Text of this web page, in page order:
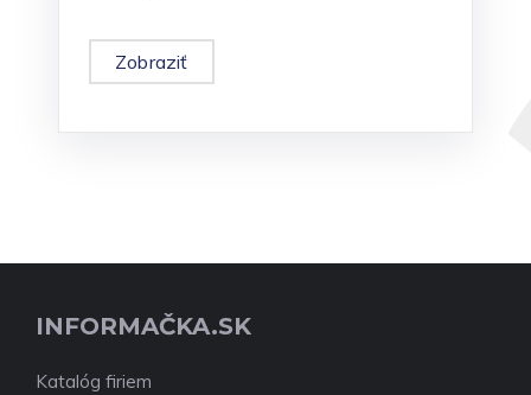
Zobraziť
INFORMAČKA.SK
Katalóg firiem